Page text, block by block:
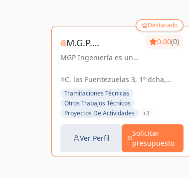
Destacado
M.G.P.
INGENIERIA, S.L.
MGP Ingeniería es una
desarrollo de proyectos
Arquitectura. Posee una
amplia experiencia en
el sector Industrial,
Logístico, Comercial...
0.00(0)
C. las Fuentezuelas 3, 1º dcha,
Sevilla, España, España
Tramitaciones Técnicas
Otros Trabajos Técnicos
Proyectos De Actividades
+3
Ver Perfil
Solicitar
presupuesto